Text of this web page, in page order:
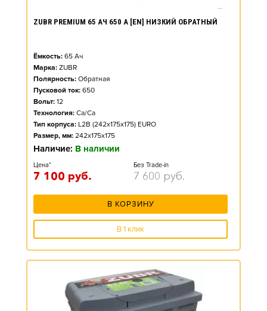
ZUBR PREMIUM 65 АЧ 650 А [EN] НИЗКИЙ ОБРАТНЫЙ
Ёмкость: 65 Ач
Марка: ZUBR
Полярность: Обратная
Пусковой ток: 650
Вольт: 12
Технология: Ca/Ca
Тип корпуса: L2B (242x175x175) EURO
Размер, мм: 242x175x175
Наличие: В наличии
Цена*
7 100 руб.
Без Trade-in
7 600 руб.
В КОРЗИНУ
В 1 клик